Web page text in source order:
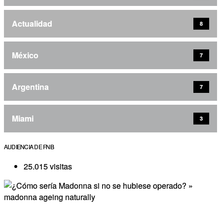
Actualidad 8
México 7
Argentina 7
Miami 3
AUDIENCIA DE FNB
25.015 visitas